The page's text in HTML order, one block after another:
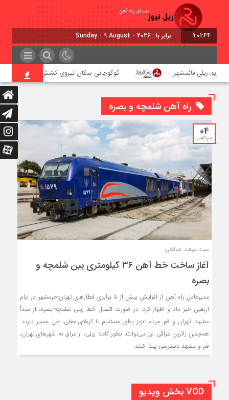
9:01:45 برابر با : Sunday - 9 August - 2026
ریلی قائمشهر گوگوچانی سکان نیروی کشش را برعهده گرفت
راه آهن شلمچه و بصره
04
سپتامبر
سید میعاد صالحی
آغاز ساخت خط آهن ۳۶ کیلومتری بین شلمچه و
بصره
مدیرعامل راه آهن از افزایش بیش از ۵ برابری قطارهای تهران-خرمشهر در ایام
اربعین خبر داد و اظهار کرد: در صورت اتصال خط ریلی شلمچه-بصره، از مبدأ
مشهد، تهران و قم، مردم عزیز بطور مستقیم تا کربلای معلی، طی مسیر دارند.
همچنین زائرین عراقی نیز می‌توانند بطور کاملا ریلی، از عراق به شهرهای تهران،
قم و مشهد دسترسی پیدا کنند.
VOD بخش ویدیو